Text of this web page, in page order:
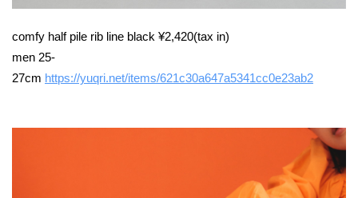
comfy half pile rib line black ¥2,420(tax in)
men 25-
27cm https://yuqri.net/items/621c30a647a5341cc0e23ab2